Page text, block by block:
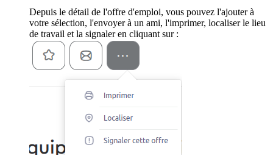
Depuis le détail de l'offre d'emploi, vous pouvez l'ajouter à
votre sélection, l'envoyer à un ami, l'imprimer, localiser le lieu
de travail et la signaler en cliquant sur :